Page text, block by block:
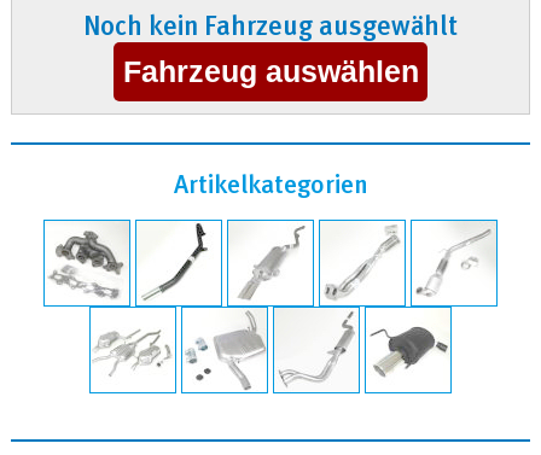
Noch kein Fahrzeug ausgewählt
Artikelkategorien